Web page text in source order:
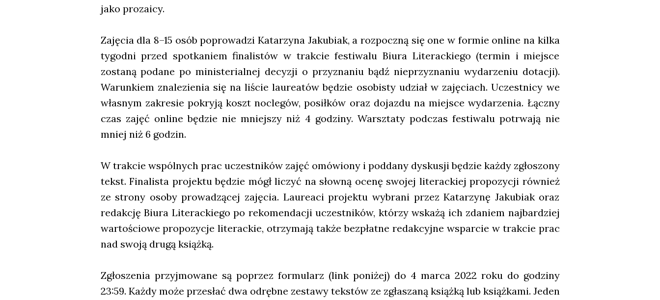
jako pro­za­icy.
Zaję­cia dla 8–15 osób popro­wa­dzi Kata­rzy­na Jaku­biak, a roz­pocz­ną się one w for­mie onli­ne na kil­ka
tygo­dni przed spo­tka­niem fina­li­stów w trak­cie festi­wa­lu Biu­ra Lite­rac­kie­go (ter­min i miej­sce
zosta­ną poda­ne po mini­ste­rial­nej decy­zji o przy­zna­niu bądź nie­przy­zna­niu wyda­rze­niu dota­cji).
Warun­kiem zna­le­zie­nia się na liście lau­re­atów będzie oso­bi­sty udział w zaję­ciach. Uczest­ni­cy we
wła­snym zakre­sie pokry­ją koszt noc­le­gów, posił­ków oraz dojaz­du na miej­sce wyda­rze­nia. Łącz­ny
czas zajęć onli­ne będzie nie mniej­szy niż 4 godzi­ny. Warsz­ta­ty pod­czas festi­wa­lu potrwa­ją nie
mniej niż 6 godzin.
W trak­cie wspól­nych prac uczest­ni­ków zajęć omó­wio­ny i pod­da­ny dys­ku­sji będzie każ­dy zgło­szo­ny
tekst. Fina­li­sta pro­jek­tu będzie mógł liczyć na słow­ną oce­nę swo­jej lite­rac­kiej pro­po­zy­cji rów­nież
ze stro­ny oso­by pro­wa­dzą­cej zaję­cia. Lau­re­aci pro­jek­tu wybra­ni przez Kata­rzy­nę Jaku­biak oraz
redak­cję Biu­ra Lite­rac­kie­go po reko­men­da­cji uczest­ni­ków, któ­rzy wska­żą ich zda­niem naj­bar­dziej
war­to­ścio­we pro­po­zy­cje lite­rac­kie, otrzy­ma­ją tak­że bez­płat­ne redak­cyj­ne wspar­cie w trak­cie prac
nad swo­ją dru­gą książ­ką.
Zgło­sze­nia przyj­mo­wa­ne są poprzez for­mu­larz (link poni­żej) do 4 mar­ca 2022 roku do godzi­ny
23:59. Każ­dy może prze­słać dwa odręb­ne zesta­wy tek­stów ze zgła­sza­ną książ­ką lub książ­ka­mi. Jeden